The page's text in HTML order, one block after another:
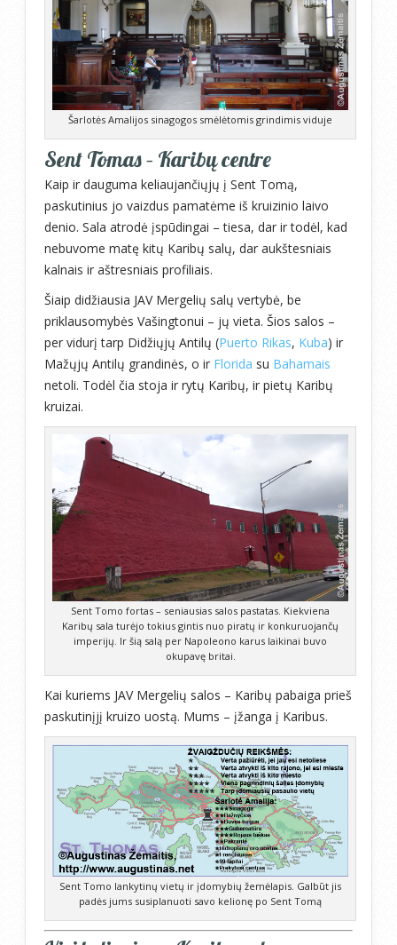
Šarlotės Amalijos sinagogos smėlėtomis grindimis viduje
Sent Tomas – Karibų centre
Kaip ir dauguma keliaujančiųjų į Sent Tomą,
paskutinius jo vaizdus pamatėme iš kruizinio laivo
denio. Sala atrodė įspūdingai – tiesa, dar ir todėl, kad
nebuvome matę kitų Karibų salų, dar aukštesniais
kalnais ir aštresniais profiliais.
Šiaip didžiausia JAV Mergelių salų vertybė, be
priklausomybės Vašingtonui – jų vieta. Šios salos –
per vidurį tarp Didžiųjų Antilų (Puerto Rikas, Kuba) ir
Mažųjų Antilų grandinės, o ir Florida su Bahamais
netoli. Todėl čia stoja ir rytų Karibų, ir pietų Karibų
kruizai.
Sent Tomo fortas – seniausias salos pastatas. Kiekviena
Karibų sala turėjo tokius gintis nuo piratų ir konkuruojančų
imperijų. Ir šią salą per Napoleono karus laikinai buvo
okupavę britai.
Kai kuriems JAV Mergelių salos – Karibų pabaiga prieš
paskutinįjį kruizo uostą. Mums – įžanga į Karibus.
Sent Tomo lankytinų vietų ir įdomybių žemėlapis. Galbūt jis
padės jums susiplanuoti savo kelionę po Sent Tomą